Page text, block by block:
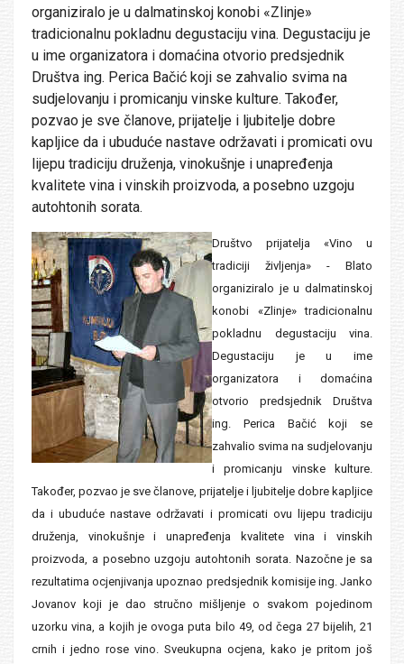
organiziralo je u dalmatinskoj konobi «Zlinje»
tradicionalnu pokladnu degustaciju vina. Degustaciju je
u ime organizatora i domaćina otvorio predsjednik
Društva ing. Perica Bačić koji se zahvalio svima na
sudjelovanju i promicanju vinske kulture. Također,
pozvao je sve članove, prijatelje i ljubitelje dobre
kapljice da i ubuduće nastave održavati i promicati ovu
lijepu tradiciju druženja, vinokušnje i unapređenja
kvalitete vina i vinskih proizvoda, a posebno uzgoju
autohtonih sorata.
Društvo prijatelja «Vino u
tradiciji življenja» - Blato
organiziralo je u dalmatinskoj
konobi «Zlinje» tradicionalnu
pokladnu degustaciju vina.
Degustaciju je u ime
organizatora i domaćina
otvorio predsjednik Društva
ing. Perica Bačić koji se
zahvalio svima na sudjelovanju
i promicanju vinske kulture.
Također, pozvao je sve članove, prijatelje i ljubitelje dobre kapljice
da i ubuduće nastave održavati i promicati ovu lijepu tradiciju
druženja, vinokušnje i unapređenja kvalitete vina i vinskih
proizvoda, a posebno uzgoju autohtonih sorata. Nazočne je sa
rezultatima ocjenjivanja upoznao predsjednik komisije ing. Janko
Jovanov koji je dao stručno mišljenje o svakom pojedinom
uzorku vina, a kojih je ovoga puta bilo 49, od čega 27 bijelih, 21
crnih i jedno rose vino. Sveukupna ocjena, kako je pritom još